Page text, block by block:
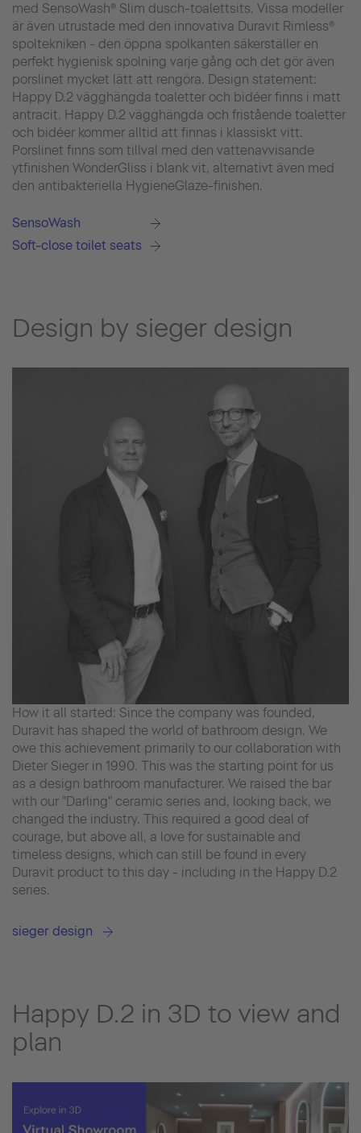
med SensoWash® Slim dusch-toalettsits. Vissa modeller
är även utrustade med den innovativa Duravit Rimless®
spoltekniken - den öppna spolkanten säkerställer en
perfekt hygienisk spolning varje gång och det gör även
porslinet mycket lätt att rengöra. Design statement:
Happy D.2 vägghängda toaletter och bidéer finns i matt
antracit. Happy D.2 vägghängda och fristående toaletter
och bidéer kommer alltid att finnas i klassiskt vitt.
Porslinet finns som tillval med den vattenavvisande
ytfinishen WonderGliss i blank vit, alternativt även med
den antibakteriella HygieneGlaze-finishen.
SensoWash
Soft-close toilet seats
Design by sieger design
How it all started: Since the company was founded,
Duravit has shaped the world of bathroom design. We
owe this achievement primarily to our collaboration with
Dieter Sieger in 1990. This was the starting point for us
as a design bathroom manufacturer. We raised the bar
with our "Darling" ceramic series and, looking back, we
changed the industry. This required a good deal of
courage, but above all, a love for sustainable and
timeless designs, which can still be found in every
Duravit product to this day - including in the Happy D.2
series.
sieger design
Happy D.2 in 3D to view and
plan